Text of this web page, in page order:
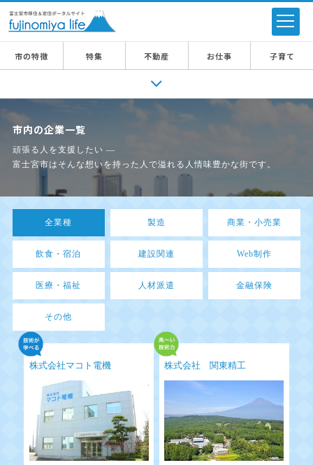
市の特徴 特集 不動産 お仕事 子育て
市内の企業一覧
頑張る人を支援したい ―
富士宮市はそんな想いを持った人で溢れる人情味豊かな街です。
全業種 製造 商業・小売業
飲食・宿泊 建設関連 Web制作
医療・福祉 人材派遣 金融保険
その他
株式会社マコト電機 株式会社 関東精工